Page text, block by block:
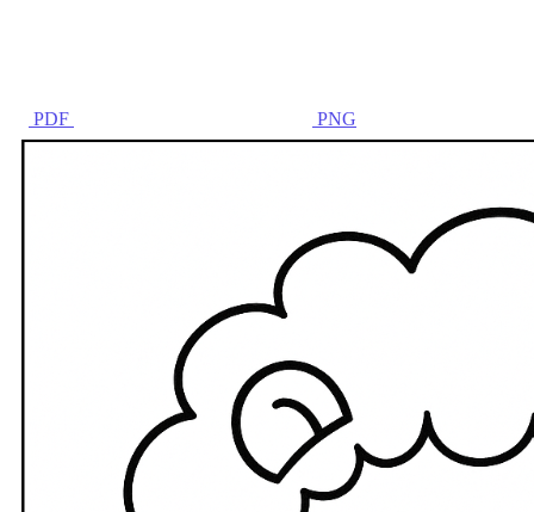
PDF PNG